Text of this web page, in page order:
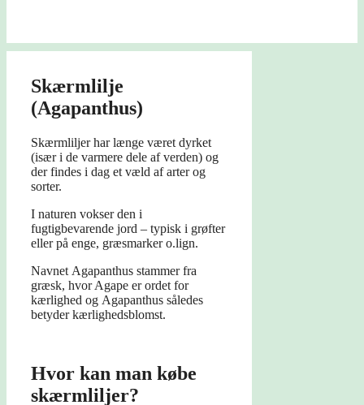
Skærmlilje
(Agapanthus)
Skærmliljer har længe været dyrket
(især i de varmere dele af verden) og
der findes i dag et væld af arter og
sorter.
I naturen vokser den i
fugtigbevarende jord – typisk i grøfter
eller på enge, græsmarker o.lign.
Navnet Agapanthus stammer fra
græsk, hvor Agape er ordet for
kærlighed og Agapanthus således
betyder kærlighedsblomst.
Hvor kan man købe
skærmliljer?